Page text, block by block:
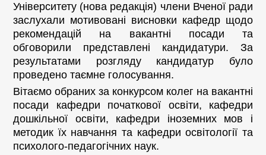
Університету (нова редакція) члени Вченої ради
заслухали мотивовані висновки кафедр щодо
рекомендацій на вакантні посади та
обговорили представлені кандидатури. За
результатами розгляду кандидатур було
проведено таємне голосування.
Вітаємо обраних за конкурсом колег на вакантні
посади кафедри початкової освіти, кафедри
дошкільної освіти, кафедри іноземних мов і
методик їх навчання та кафедри освітології та
психолого-педагогічних наук.